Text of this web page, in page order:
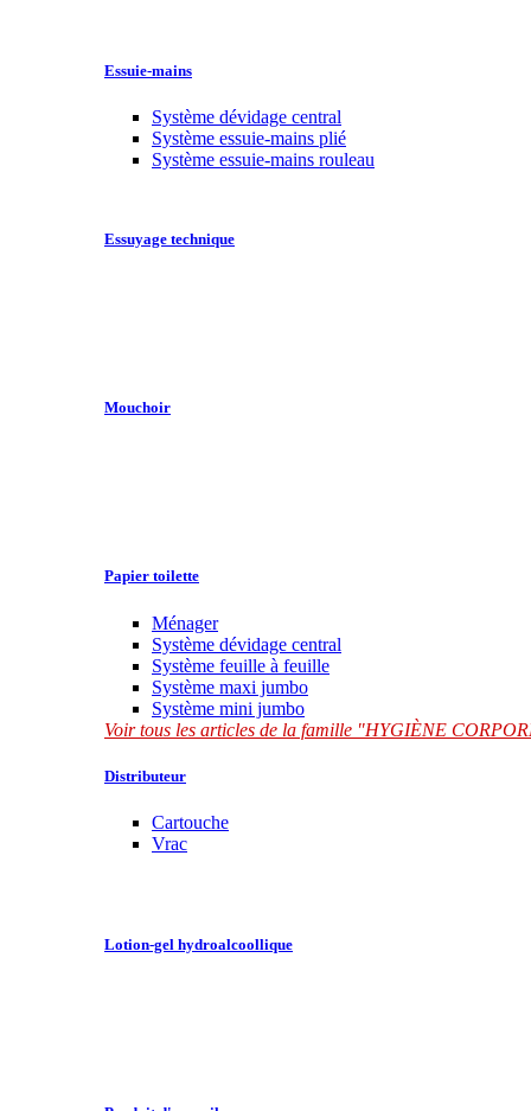
Essuie-mains
Système dévidage central
Système essuie-mains plié
Système essuie-mains rouleau
Essuyage technique
Mouchoir
Papier toilette
Ménager
Système dévidage central
Système feuille à feuille
Système maxi jumbo
Système mini jumbo
Voir tous les articles de la famille "HYGIÈNE
Distributeur
Cartouche
Vrac
Lotion-gel hydroalcoollique